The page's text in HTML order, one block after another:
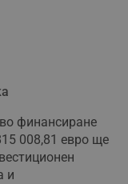
финансиране
008,81 евро ще
и